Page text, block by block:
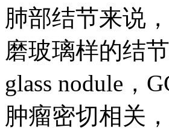
肺部结节来说
磨玻璃样的结
glass nodule，
肿瘤密切相关